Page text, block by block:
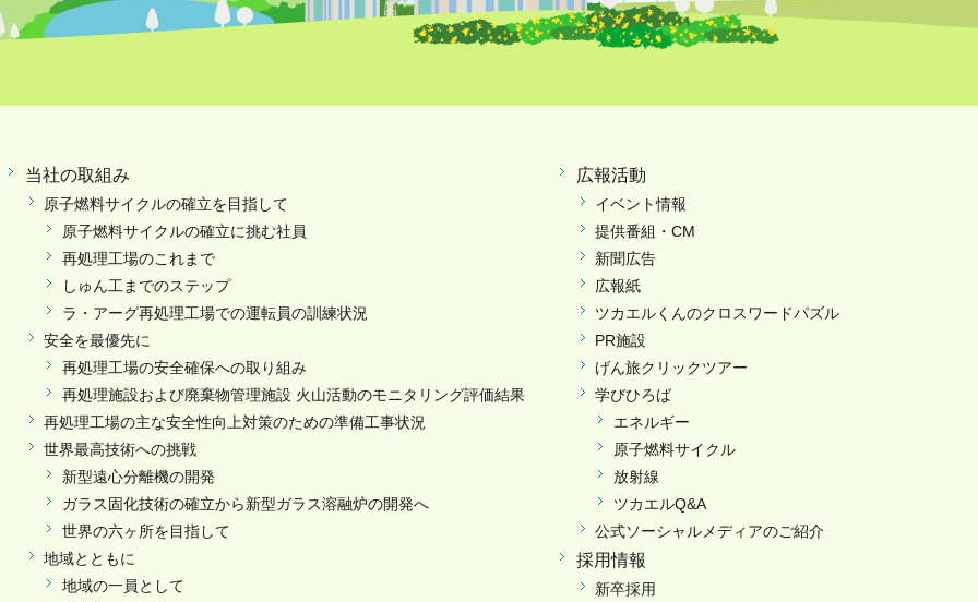
当社の取組み
原子燃料サイクルの確立を目指して
原子燃料サイクルの確立に挑む社員
再処理工場のこれまで
しゅん工までのステップ
ラ・アーグ再処理工場での運転員の訓練状況
安全を最優先に
再処理工場の安全確保への取り組み
再処理施設および廃棄物管理施設 火山活動のモニタリング評価結果
再処理工場の主な安全性向上対策のための準備工事状況
世界最高技術への挑戦
新型遠心分離機の開発
ガラス固化技術の確立から新型ガラス溶融炉の開発へ
世界の六ヶ所を目指して
地域とともに
地域の一員として
広報活動
イベント情報
提供番組・CM
新聞広告
広報紙
ツカエルくんのクロスワードパズル
PR施設
げん旅クリックツアー
学びひろば
エネルギー
原子燃料サイクル
放射線
ツカエルQ&A
公式ソーシャルメディアのご紹介
採用情報
新卒採用